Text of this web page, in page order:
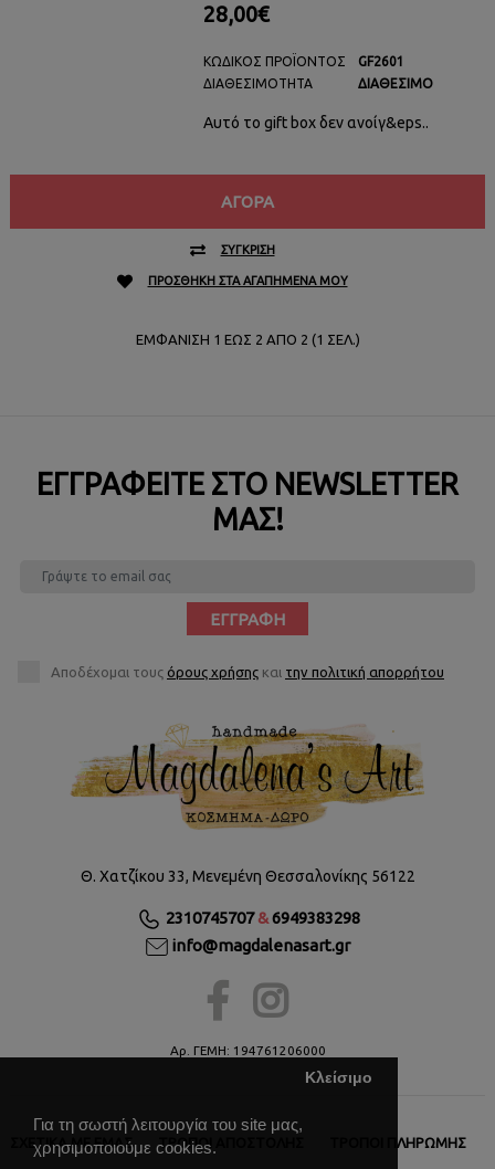
Για τη σωστή λειτουργία του site μας,
χρησιμοποιούμε cookies.
Κλείσιμο
28,00€
ΚΩΔΙΚΌΣ ΠΡΟΪΌΝΤΟΣ
ΔΙΑΘΕΣΙΜΌΤΗΤΑ
GF2601
ΔΙΑΘΈΣΙΜΟ
Αυτό το gift box δεν ανοίγ&eps..
ΑΓΟΡΆ
ΣΎΓΚΡΙΣΗ
ΠΡΟΣΘΉΚΗ ΣΤΑ ΑΓΑΠΗΜΈΝΑ ΜΟΥ
ΕΜΦΆΝΙΣΗ 1 ΈΩΣ 2 ΑΠΌ 2 (1 ΣΕΛ.)
ΕΓΓΡΑΦΕΊΤΕ ΣΤΟ NEWSLETTER
ΜΑΣ!
ΕΓΓΡΑΦΉ
Αποδέχομαι τους όρους χρήσης και την πολιτική απορρήτου
Θ. Χατζίκου 33, Μενεμένη Θεσσαλονίκης 56122
2310745707&6949383298
info@magdalenasart.gr
Αρ. ΓΕΜΗ: 194761206000
ΣΧΕΤΙΚΆ ΜΕ ΕΜΆΣ ΤΡΌΠΟΙ ΑΠΟΣΤΟΛΉΣ ΤΡΌΠΟΙ ΠΛΗΡΩΜΉΣ